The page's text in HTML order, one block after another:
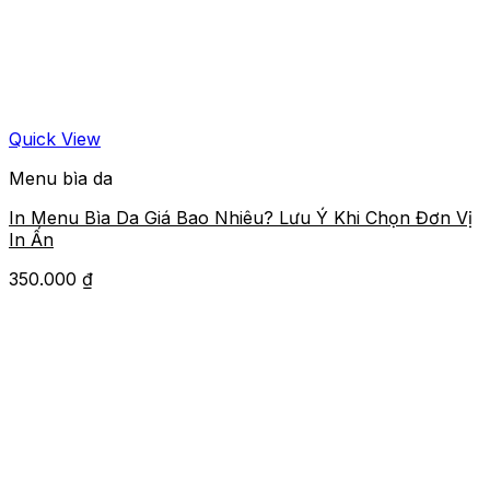
Quick View
Menu bìa da
In Menu Bìa Da Giá Bao Nhiêu? Lưu Ý Khi Chọn Đơn Vị
In Ấn
350.000 ₫